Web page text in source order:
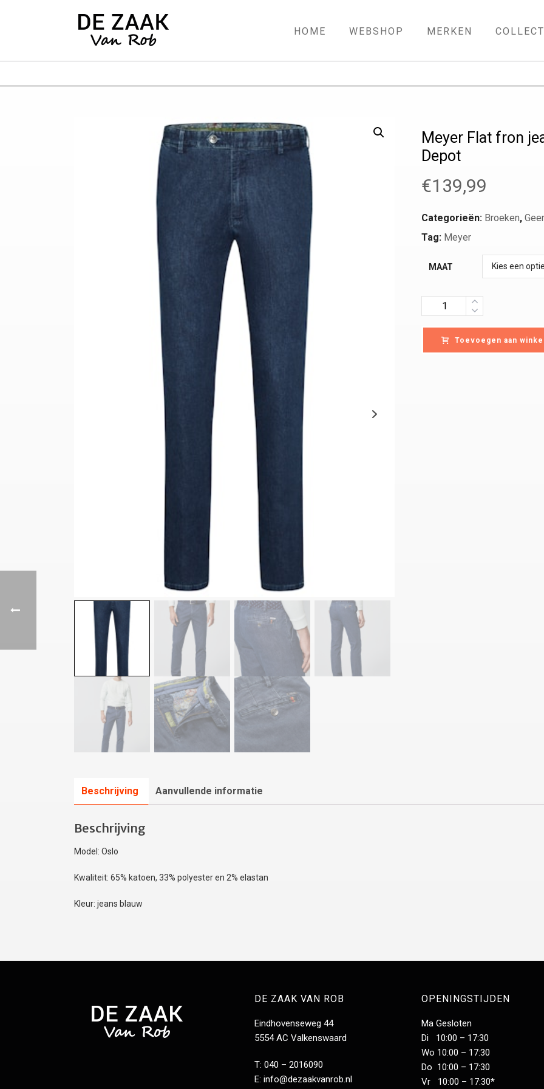
HOME WEBSHOP MERKEN
Meyer Flat fron
Depot
€139,99
Categorieën: Broeken,
Tag: Meyer
MAAT
Quantity
Toevoegen aan
Beschrijving Aanvullende informatie
Beschrijving
Model: Oslo
Kwaliteit: 65% katoen, 33% polyester en 2% elastan
Kleur: jeans blauw
DE ZAAK VAN ROB
Eindhovenseweg 44
5554 AC Valkenswaard
T: 040 – 2016090
E: info@dezaakvanrob.nl
OPENINGSTIJDEN
Ma Gesloten
Di 10:00 – 17:30
Wo 10:00 – 17:30
Do 10:00 – 17:30
Vr 10:00 – 17:30*